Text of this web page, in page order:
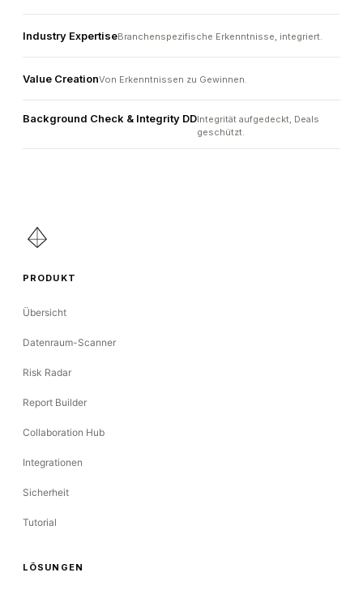
Industry ExpertiseBranchenspezifische Erkenntnisse, integriert.
Value CreationVon Erkenntnissen zu Gewinnen.
Background Check & Integrity DDIntegrität aufgedeckt, Deals
geschützt.
PRODUKT
Übersicht
Datenraum-Scanner
Risk Radar
Report Builder
Collaboration Hub
Integrationen
Sicherheit
Tutorial
LÖSUNGEN